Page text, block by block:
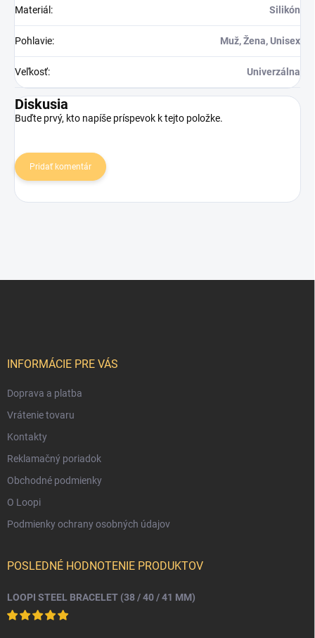
Materiál : Silikón
Pohlavie: Muž, Žena, Unisex
Veľkosť: Univerzálna
Diskusia
Buďte prvý, kto napíše príspevok k tejto položke.
Pridať komentár
INFORMÁCIE PRE VÁS
Doprava a platba
Vrátenie tovaru
Kontakty
Reklamačný poriadok
Obchodné podmienky
O Loopi
Podmienky ochrany osobných údajov
POSLEDNÉ HODNOTENIE PRODUKTOV
LOOPI STEEL BRACELET (38 / 40 / 41 MM)